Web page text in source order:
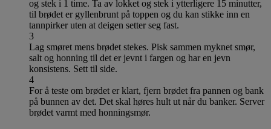
og stek i 1 time. Ta av lokket og stek i ytterligere 15 minutter,
til brødet er gyllenbrunt på toppen og du kan stikke inn en
tannpirker uten at deigen setter seg fast.
3
Lag smøret mens brødet stekes. Pisk sammen myknet smør,
salt og honning til det er jevnt i fargen og har en jevn
konsistens. Sett til side.
4
For å teste om brødet er klart, fjern brødet fra pannen og bank
på bunnen av det. Det skal høres hult ut når du banker. Server
brødet varmt med honningsmør.